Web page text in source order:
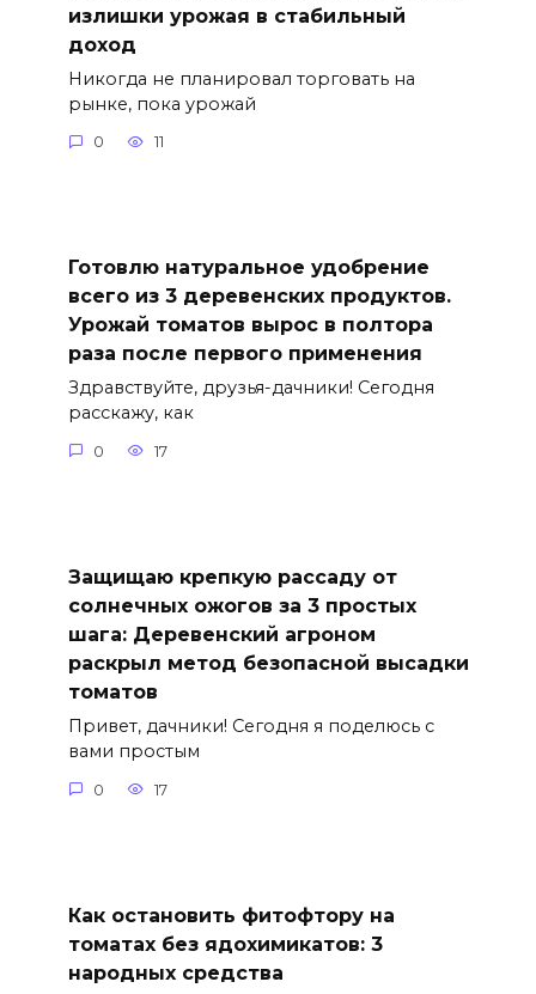
излишки урожая в стабильный
доход
Никогда не планировал торговать на
рынке, пока урожай
0 11
Готовлю натуральное удобрение
всего из 3 деревенских продуктов.
Урожай томатов вырос в полтора
раза после первого применения
Здравствуйте, друзья-дачники! Сегодня
расскажу, как
0 17
Защищаю крепкую рассаду от
солнечных ожогов за 3 простых
шага: Деревенский агроном
раскрыл метод безопасной высадки
томатов
Привет, дачники! Сегодня я поделюсь с
вами простым
0 17
Как остановить фитофтору на
томатах без ядохимикатов: 3
народных средства